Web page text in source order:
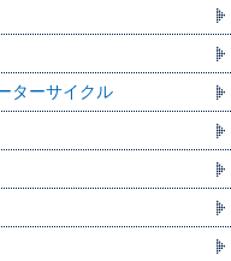
ターサイクル